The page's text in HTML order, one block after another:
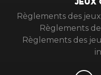
JEUX
Règlements des
Règlements
Règlements des